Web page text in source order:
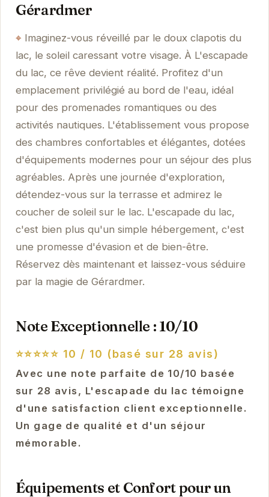
Gérardmer
Imaginez-vous réveillé par le doux clapotis du
lac, le soleil caressant votre visage. À L'escapade
du lac, ce rêve devient réalité. Profitez d'un
emplacement privilégié au bord de l'eau, idéal
pour des promenades romantiques ou des
activités nautiques. L'établissement vous propose
des chambres confortables et élégantes, dotées
d'équipements modernes pour un séjour des plus
agréables. Après une journée d'exploration,
détendez-vous sur la terrasse et admirez le
coucher de soleil sur le lac. L'escapade du lac,
c'est bien plus qu'un simple hébergement, c'est
une promesse d'évasion et de bien-être.
Réservez dès maintenant et laissez-vous séduire
par la magie de Gérardmer.
Note Exceptionnelle : 10/10
⭐⭐⭐⭐⭐ 10 / 10 (basé sur 28 avis)
Avec une note parfaite de 10/10 basée
sur 28 avis, L'escapade du lac témoigne
d'une satisfaction client exceptionnelle.
Un gage de qualité et d'un séjour
mémorable.
Équipements et Confort pour un